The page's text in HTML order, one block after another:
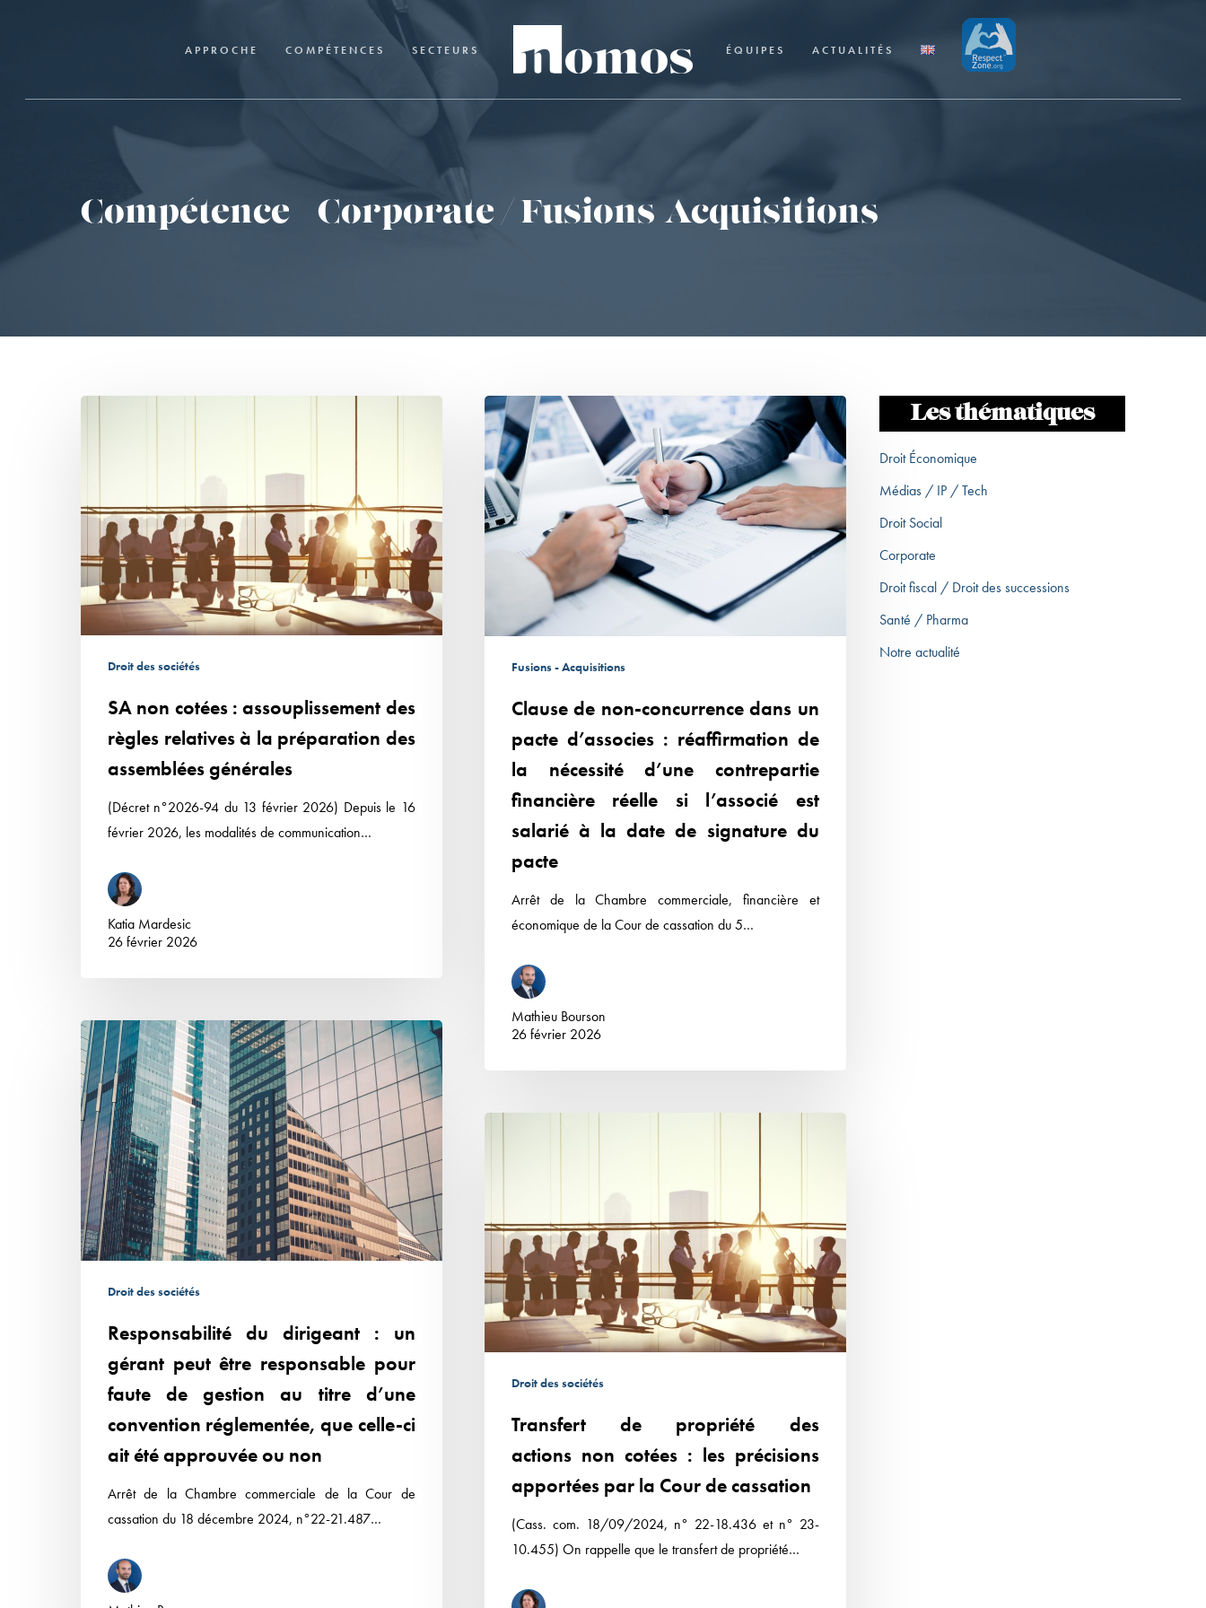
APPROCHE COMPÉTENCES SECTEURS ÉQUIPES ACTUALITÉS
Compétence – Corporate / Fusions-Acquisitions
assouplissement
règles
relatives
à
la
préparation
assemblées
générales
Droit des sociétés
SA non cotées : assouplissement des
règles relatives à la préparation des
assemblées générales
(Décret n°2026-94 du 13 février 2026) Depuis le 16
février 2026, les modalités de communication…
Katia Mardesic
26 février 2026
Clause
de
non-
concurrence dans
un
pacte
d’associes
réaffirmation
de
d’une
contrepartie
financière
l’associé
signature
Fusions - Acquisitions
Clause de non-concurrence dans un
pacte d’associes : réaffirmation de
la nécessité d’une contrepartie
financière réelle si l’associé est
salarié à la date de signature du
pacte
Arrêt de la Chambre commerciale, financière et
économique de la Cour de cassation du 5…
Mathieu Bourson
26 février 2026
Responsabilité
du
dirigeant
:
un
gérant
peut
être
responsable
pour
gestion
convention
réglementée,
Droit des sociétés
Responsabilité du dirigeant : un
gérant peut être responsable pour
faute de gestion au titre d’une
convention réglementée, que celle-ci
ait été approuvée ou non
Arrêt de la Chambre commerciale de la Cour de
cassation du 18 décembre 2024, n°22-21.487…
actions non
cotées :
les
précisions
apportées
par
cassation
Droit des sociétés
Transfert de propriété des
actions non cotées : les précisions
apportées par la Cour de cassation
(Cass. com. 18/09/2024, n° 22-18.436 et n° 23-
10.455) On rappelle que le transfert de propriété…
Les thématiques
Droit Économique
Médias / IP / Tech
Droit Social
Corporate
Droit fiscal / Droit des successions
Santé / Pharma
Notre actualité